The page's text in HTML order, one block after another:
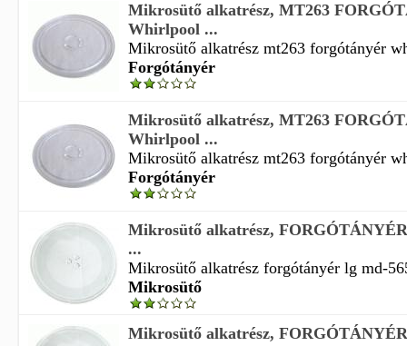
Mikrosütő alkatrész, MT263
Whirlpool ...
Mikrosütő alkatrész mt263 forgótányér
Forgótányér
Mikrosütő alkatrész, MT263
Whirlpool ...
Mikrosütő alkatrész mt263 forgótányér
Forgótányér
Mikrosütő alkatrész,
...
Mikrosütő alkatrész forgótányér lg md-
Mikrosütő
Mikrosütő alkatrész,